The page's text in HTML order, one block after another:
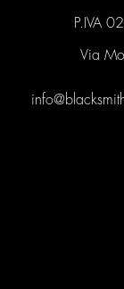
P.IVA
Via